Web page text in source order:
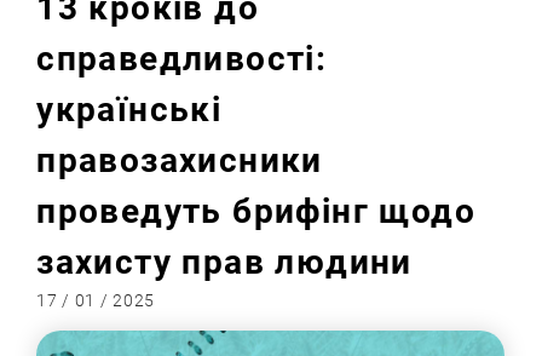
13 кроків до
справедливості:
українські
правозахисники
проведуть брифінг щодо
захисту прав людини
17 / 01 / 2025